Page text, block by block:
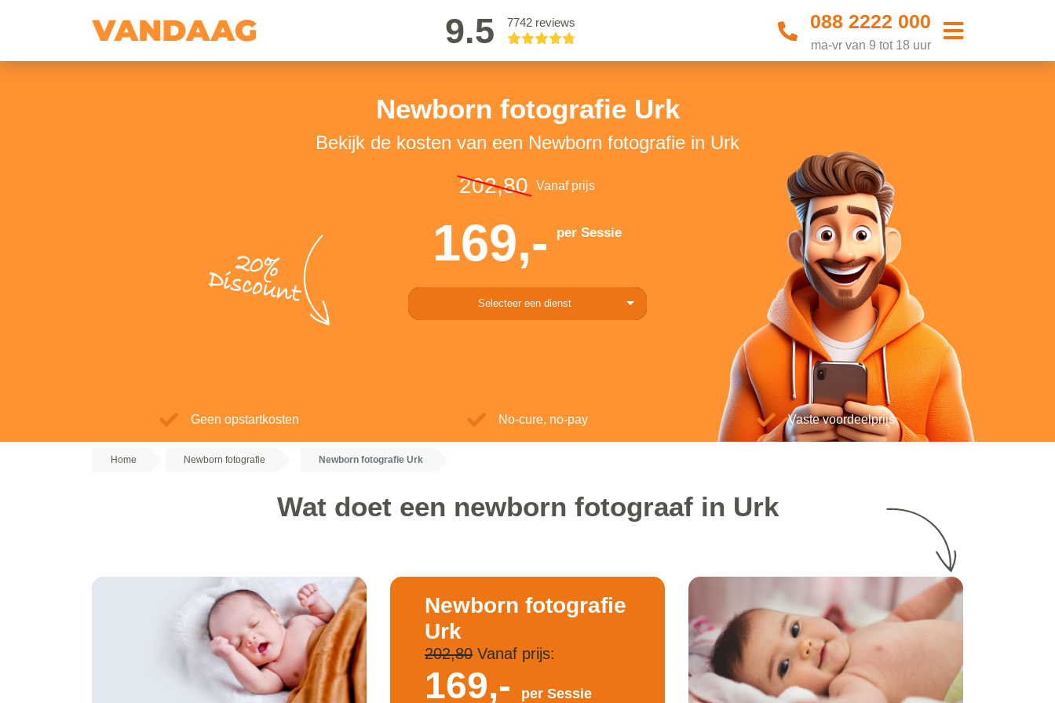
9.5 7742 reviews 088 2222 000
ma-vr van 9 tot 18 uur
Newborn fotografie Urk
Bekijk de kosten van een Newborn fotografie in Urk
20%
Discount
202,80 Vanaf prijs
169,- per Sessie
Selecteer een dienst
Geen opstartkosten No-cure, no-pay Vaste voordeelprijs
Home Newborn fotografie Newborn fotografie Urk
Wat doet een newborn fotograaf in Urk
Newborn fotografie
Urk
202,80Vanaf prijs:
169,- per Sessie